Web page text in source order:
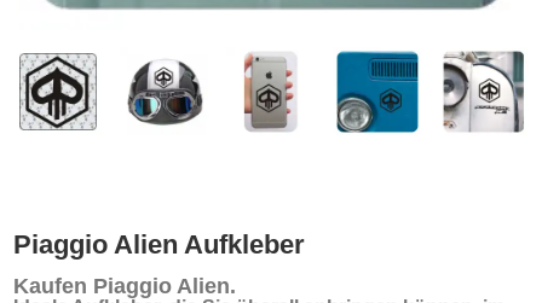
Piaggio Alien Aufkleber
Kaufen Piaggio Alien.